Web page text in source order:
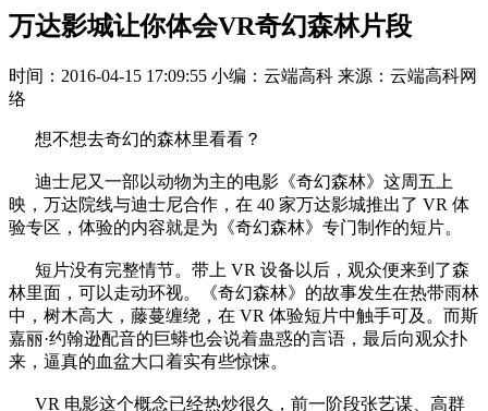
万达影城让你体会VR奇幻森林片段
时间：2016-04-15 17:09:55 小编：云端高科 来源：云端高科网
络
想不想去奇幻的森林里看看？
迪士尼又一部以动物为主的电影《奇幻森林》这周五上
映，万达院线与迪士尼合作，在 40 家万达影城推出了 VR 体
验专区，体验的内容就是为《奇幻森林》专门制作的短片。
短片没有完整情节。带上 VR 设备以后，观众便来到了森
林里面，可以走动环视。《奇幻森林》的故事发生在热带雨林
中，树木高大，藤蔓缠绕，在 VR 体验短片中触手可及。而斯
嘉丽·约翰逊配音的巨蟒也会说着蛊惑的言语，最后向观众扑
来，逼真的血盆大口着实有些惊悚。
VR 电影这个概念已经热炒很久，前一阶段张艺谋、高群